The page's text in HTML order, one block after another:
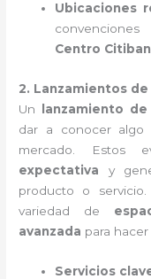
Ubicaciones
Centro
2. Lanzamientos
Un
lanzamiento
dar a conocer algo
mercado. Estos
expectativa y
producto o
variedad de
avanzada para
Servicios